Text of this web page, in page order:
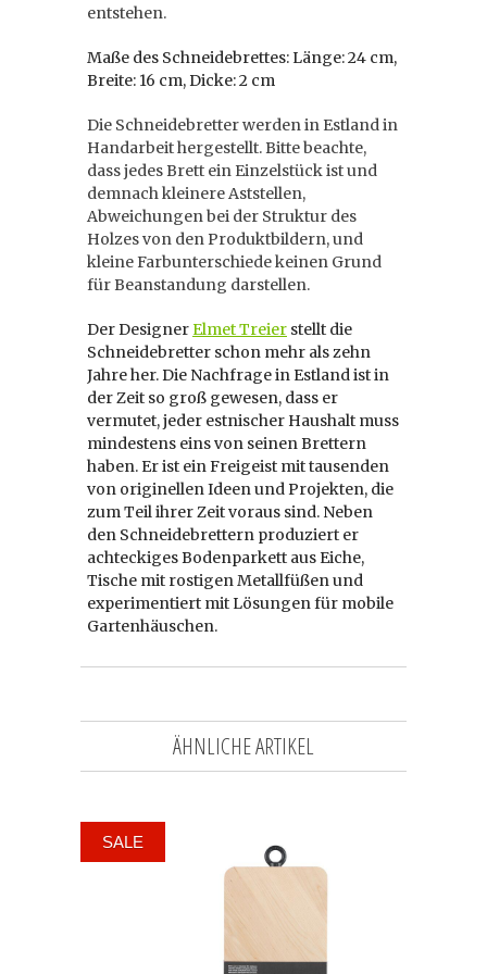
entstehen.
Maße des Schneidebrettes: Länge: 24 cm,
Breite: 16 cm, Dicke: 2 cm
Die Schneidebretter werden in Estland in
Handarbeit hergestellt. Bitte beachte,
dass jedes Brett ein Einzelstück ist und
demnach kleinere Aststellen,
Abweichungen bei der Struktur des
Holzes von den Produktbildern, und
kleine Farbunterschiede keinen Grund
für Beanstandung darstellen.
Der DesignerElmet Treier stellt die
Schneidebretter schon mehr als zehn
Jahre her. Die Nachfrage in Estland ist in
der Zeit so groß gewesen, dass er
vermutet, jeder estnischer Haushalt muss
mindestens eins von seinen Brettern
haben. Er ist ein Freigeist mit tausenden
von originellen Ideen und Projekten, die
zum Teil ihrer Zeit voraus sind. Neben
den Schneidebrettern produziert er
achteckiges Bodenparkett aus Eiche,
Tische mit rostigen Metallfüßen und
experimentiert mit Lösungen für mobile
Gartenhäuschen.
ÄHNLICHE ARTIKEL
SALE